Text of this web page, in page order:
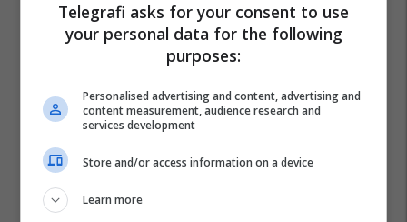
Telegrafi asks for your consent to use
your personal data for the following
purposes:
Personalised advertising and content, advertising and
content measurement, audience research and
services development
Store and/or access information on a device
Learn more